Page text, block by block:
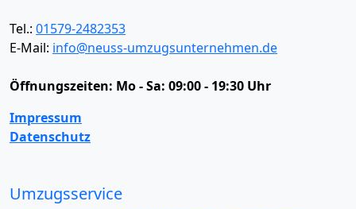
Tel.: 01579-2482353
E-Mail: info@neuss-umzugsunternehmen.de
Öffnungszeiten: Mo - Sa: 09:00 - 19:30 Uhr
Impressum
Datenschutz
Umzugsservice